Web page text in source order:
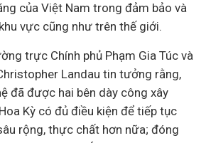
của Việt Nam trong đảm bảo và
vực cũng như trên thế giới.
trực Chính phủ Phạm Gia Túc và
Landau tin tưởng rằng,
đã được hai bên dày công xây
Kỳ có đủ điều kiện để tiếp tục
rộng, thực chất hơn nữa; đóng